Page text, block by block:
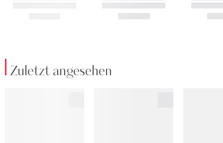
Zuletzt angesehen